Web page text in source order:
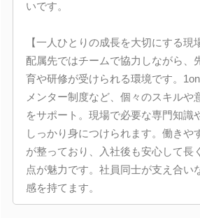
いです。
【一人ひとりの成長を大切にする現
配属先ではチームで協力しながら、
育や研修が受けられる環境です。
メンター制度など、個々のスキルや
をサポート。現場で必要な専門知識
しっかり身につけられます。働きや
が整っており、入社後も安心して長
点が魅力です。社員同士が支え合い
感を持てます。